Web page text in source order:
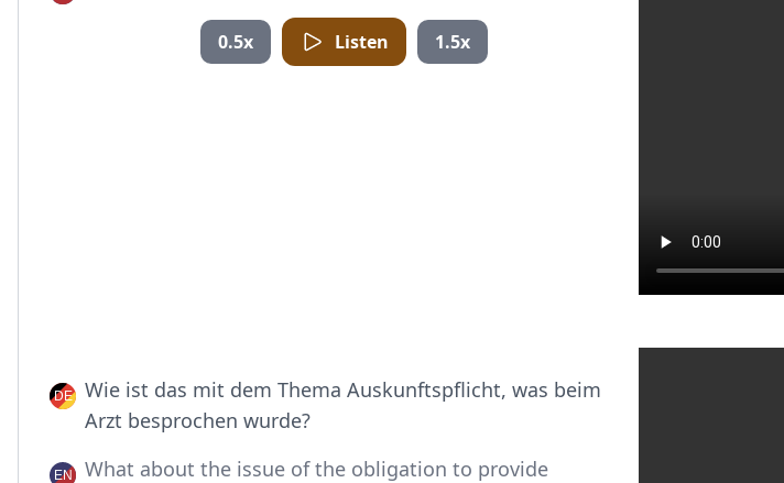
0.5x Listen 1.5x
Wie ist das mit dem Thema Auskunftspflicht, was beim
Arzt besprochen wurde?
What about the issue of the obligation to provide